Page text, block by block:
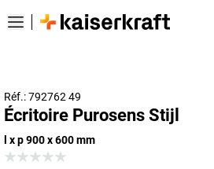
Réf.: 792762 49
Écritoire Purosens Stijl
l x p 900 x 600 mm